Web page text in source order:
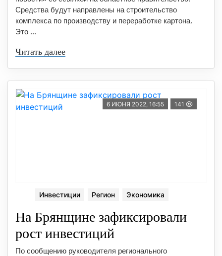
Средства будут направлены на строительство
комплекса по производству и переработке картона.
Это ...
Читать далее
6 ИЮНЯ 2022, 16:55 141
Инвестиции Регион Экономика
На Брянщине зафиксировали
рост инвестиций
По сообщению руководителя регионального